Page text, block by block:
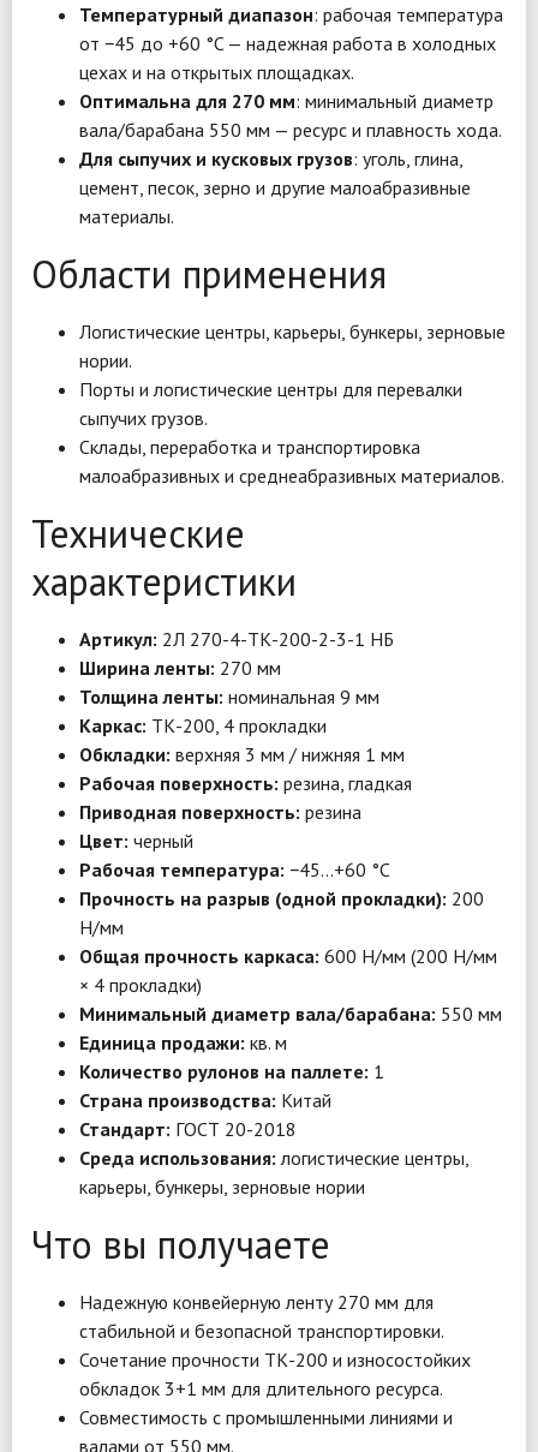
Температурный диапазон: рабочая температура
от −45 до +60 °C — надежная работа в холодных
цехах и на открытых площадках.
Оптимальна для 270 мм: минимальный диаметр
вала/барабана 550 мм — ресурс и плавность хода.
Для сыпучих и кусковых грузов: уголь, глина,
цемент, песок, зерно и другие малоабразивные
материалы.
Области применения
Логистические центры, карьеры, бункеры, зерновые
нории.
Порты и логистические центры для перевалки
сыпучих грузов.
Склады, переработка и транспортировка
малоабразивных и среднеабразивных материалов.
Технические
характеристики
Артикул: 2Л 270-4-ТК-200-2-3-1 НБ
Ширина ленты: 270 мм
Толщина ленты: номинальная 9 мм
Каркас: ТК-200, 4 прокладки
Обкладки: верхняя 3 мм / нижняя 1 мм
Рабочая поверхность: резина, гладкая
Приводная поверхность: резина
Цвет: черный
Рабочая температура: −45…+60 °C
Прочность на разрыв (одной прокладки): 200
Н/мм
Общая прочность каркаса: 600 Н/мм (200 Н/мм
× 4 прокладки)
Минимальный диаметр вала/барабана: 550 мм
Единица продажи: кв. м
Количество рулонов на паллете: 1
Страна производства: Китай
Стандарт: ГОСТ 20-2018
Среда использования: логистические центры,
карьеры, бункеры, зерновые нории
Что вы получаете
Надежную конвейерную ленту 270 мм для
стабильной и безопасной транспортировки.
Сочетание прочности ТК-200 и износостойких
обкладок 3+1 мм для длительного ресурса.
Совместимость с промышленными линиями и
валами от 550 мм.